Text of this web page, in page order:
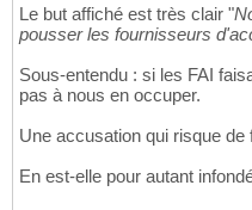
Le but affiché est très clair "
pousser les fournisseurs
Sous-entendu : si les FAI
pas à nous en occuper.
Une accusation qui risque de
En est-elle pour autant